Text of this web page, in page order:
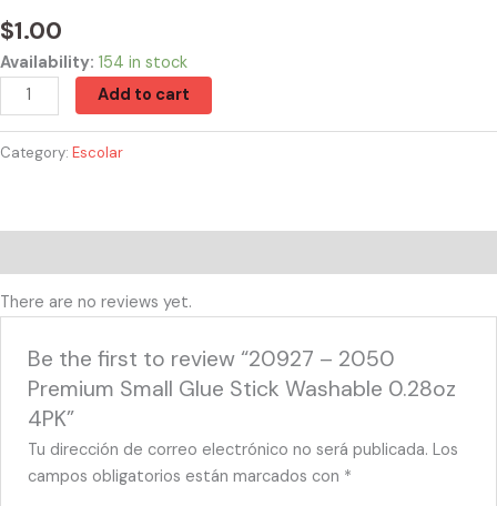
$1.00
Availability: 154 in stock
Add to cart
Category: Escolar
There are no reviews yet.
Be the first to review “20927 – 2050
Premium Small Glue Stick Washable 0.28oz
4PK”
Tu dirección de correo electrónico no será publicada. Los
campos obligatorios están marcados con *